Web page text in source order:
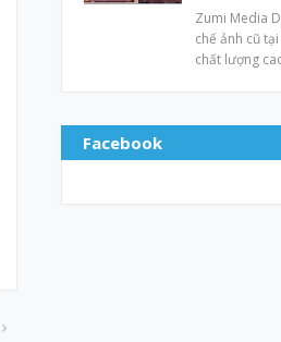
Zumi Media
chế ảnh cũ
chất lượng
Facebook